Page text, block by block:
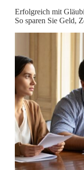
Erfolgreich mit
So sparen Sie Geld,